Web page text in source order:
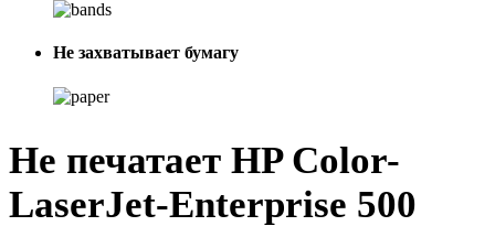
Не захватывает бумагу
Не печатает HP Color-
LaserJet-Enterprise 500